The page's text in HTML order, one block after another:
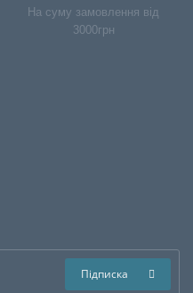
На суму замовлення від
3000грн
Підписка